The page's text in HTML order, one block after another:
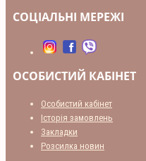
СОЦІАЛЬНІ МЕРЕЖІ
ОСОБИСТИЙ КАБІНЕТ
Особистий кабінет
Історія замовлень
Закладки
Розсилка новин